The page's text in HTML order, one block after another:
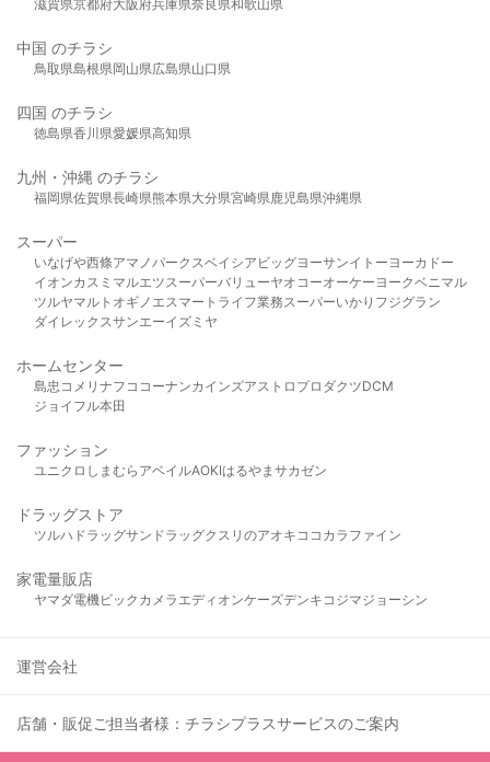
滋賀県京都府大阪府兵庫県奈良県和歌山県
中国 のチラシ
鳥取県島根県岡山県広島県山口県
四国 のチラシ
徳島県香川県愛媛県高知県
九州・沖縄 のチラシ
福岡県佐賀県長崎県熊本県大分県宮崎県鹿児島県沖縄県
スーパー
いなげや西條アマノパークスベイシア ビッグヨーサンイトーヨーカドー
イオンカスミ マルエツスーパーバリューヤオコーオーケー ヨークベニマル
ツルヤマルト オギノ エスマート ライフ業務スーパーいかり フジグラン
ダイレックスサンエーイズミヤ
ホームセンター
島忠 コメリ ナフコ コーナンカインズアストロプロダクツDCM
ジョイフル本田
ファッション
ユニクロ しまむら アベイルAOKIはるやま サカゼン
ドラッグストア
ツルハドラッグサンドラッグクスリのアオキ ココカラファイン
家電量販店
ヤマダ電機ビックカメラ エディオンケーズデンキ コジマジョーシン
運営会社
店舗・販促ご担当者様：チラシプラスサービスのご案内